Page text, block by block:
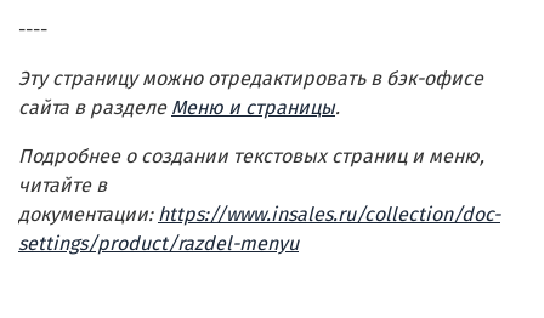
----
Эту страницу можно отредактировать в бэк-офисе
сайта в разделе Меню и страницы.
Подробнее о создании текстовых страниц и меню,
читайте в
документации: https://www.insales.ru/collection/doc-
settings/product/razdel-menyu